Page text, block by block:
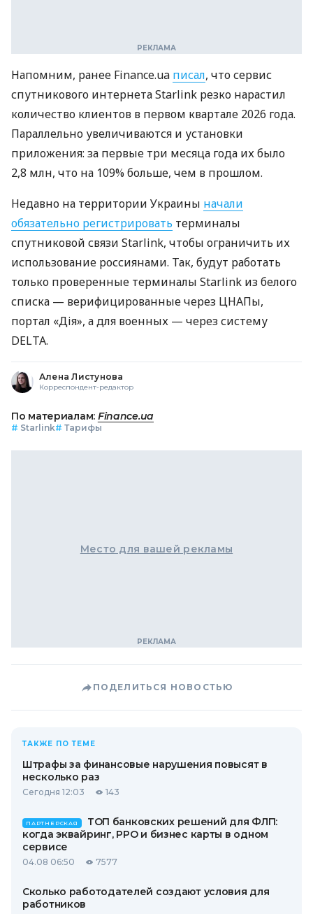
Напомним, ранее Finance.ua писал, что сервис
спутникового интернета Starlink резко нарастил
количество клиентов в первом квартале 2026 года.
Параллельно увеличиваются и установки
приложения: за первые три месяца года их было
2,8 млн, что на 109% больше, чем в прошлом.
Недавно на территории Украины начали
обязательно регистрировать терминалы
спутниковой связи Starlink, чтобы ограничить их
использование россиянами. Так, будут работать
только проверенные терминалы Starlink из белого
списка — верифицированные через ЦНАПы,
портал «Дія», а для военных — через систему
DELTA.
Алена Листунова
Корреспондент-редактор
По материалам: Finance.ua
# Starlink# Тарифы
Место для вашей рекламы
ПОДЕЛИТЬСЯ НОВОСТЬЮ
ТАКЖЕ ПО ТЕМЕ
Штрафы за финансовые нарушения повысят в
несколько раз
Сегодня 12:03 143
ПАРТНЕРСКАЯ
ТОП банковских решений для ФЛП:
когда эквайринг, РРО и бизнес карты в одном
сервисе
04.08 06:50 7577
Сколько работодателей создают условия для
работников